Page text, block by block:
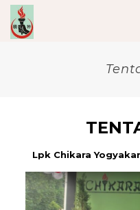
Lpk Chikara